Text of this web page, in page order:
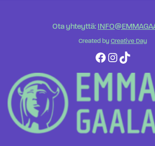
Ota yhteyttä:
Created by Creative Day